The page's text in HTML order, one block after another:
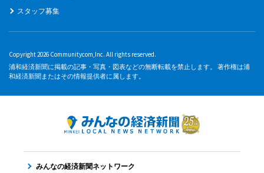
スタッフ募集
Copyright 2026 Communitycom,Inc. All rights reserved.
浦和経済新聞に掲載の記事・写真・図表などの無断転載を禁止します。 著作権は浦
和経済新聞またはその情報提供者に属します。
みんなの経済新聞ネットワーク